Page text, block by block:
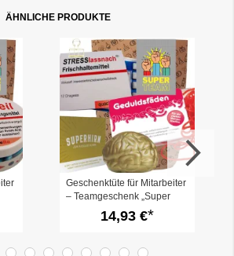
ÄHNLICHE PRODUKTE
Geschenktüte für Mitarbeiter
– Teamgeschenk „Super
Team“ (Set 2)14,93 €